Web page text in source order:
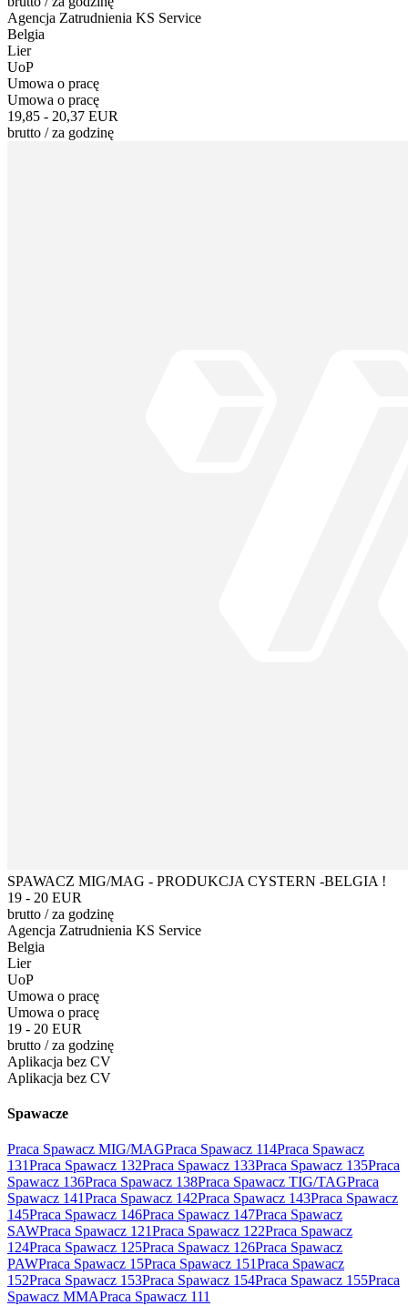
Agencja Zatrudnienia KS Service
Belgia
Lier
UoP
Umowa o pracę
Umowa o pracę
19,85 - 20,37 EUR
brutto /za godzinę
SPAWACZ MIG/MAG - PRODUKCJA CYSTERN -BELGIA !
19 - 20 EUR
brutto /za godzinę
Agencja Zatrudnienia KS Service
Belgia
Lier
UoP
Umowa o pracę
Umowa o pracę
19 - 20 EUR
brutto /za godzinę
Aplikacja bez CV
Aplikacja bez CV
Spawacze
Praca Spawacz MIG/MAGPraca Spawacz 114Praca Spawacz
131Praca Spawacz 132Praca Spawacz 133Praca Spawacz 135Praca
Spawacz 136Praca Spawacz 138Praca Spawacz TIG/TAGPraca
Spawacz 141Praca Spawacz 142Praca Spawacz 143Praca Spawacz
145Praca Spawacz 146Praca Spawacz 147Praca Spawacz
SAWPraca Spawacz 121Praca Spawacz 122Praca Spawacz
124Praca Spawacz 125Praca Spawacz 126Praca Spawacz
PAWPraca Spawacz 15Praca Spawacz 151Praca Spawacz
152Praca Spawacz 153Praca Spawacz 154Praca Spawacz 155Praca
Spawacz MMAPraca Spawacz 111